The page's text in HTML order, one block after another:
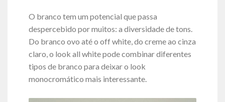
O branco tem um potencial que passa
despercebido por muitos: a diversidade de tons.
Do branco ovo até o off white, do creme ao cinza
claro, o look all white pode combinar diferentes
tipos de branco para deixar o look
monocromático mais interessante.